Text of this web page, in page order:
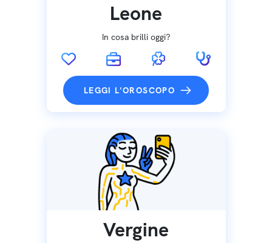
Leone
In cosa brilli oggi?
LEGGI L'OROSCOPO
Vergine